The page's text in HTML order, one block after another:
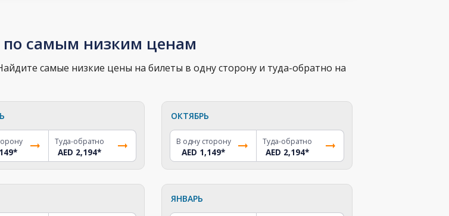
по самым низким ценам
самые низкие цены на билеты в одну сторону и туда-обратно на
*
Туда-обратно
AED 2,194*
ОКТЯБРЬ
В одну сторону
AED 1,149*
Туда-обратно
AED 2,194*
ЯНВАРЬ